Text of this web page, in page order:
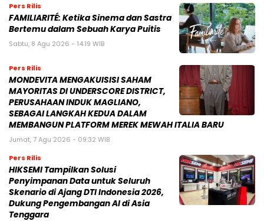
Pers Rilis
FAMILIARITÉ: Ketika Sinema dan Sastra
Bertemu dalam Sebuah Karya Puitis
Sabtu, 8 Agu 2026 - 14:19 WIB
Pers Rilis
MONDEVITA MENGAKUISISI SAHAM
MAYORITAS DI UNDERSCORE DISTRICT,
PERUSAHAAN INDUK MAGLIANO,
SEBAGAI LANGKAH KEDUA DALAM
MEMBANGUN PLATFORM MEREK MEWAH ITALIA BARU
Jumat, 7 Agu 2026 - 09:32 WIB
Pers Rilis
HIKSEMI Tampilkan Solusi
Penyimpanan Data untuk Seluruh
Skenario di Ajang DTI Indonesia 2026,
Dukung Pengembangan AI di Asia
Tenggara